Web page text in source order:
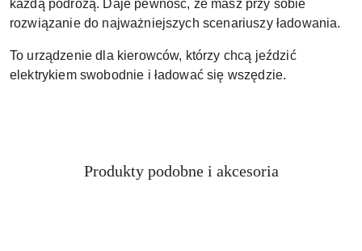
każdą podróżą. Daje pewność, że masz przy sobie
rozwiązanie do najważniejszych scenariuszy ładowania.
To urządzenie dla kierowców, którzy chcą jeździć
elektrykiem swobodnie i ładować się wszędzie.
Pomiń karuzelę produktów
Produkty
Produkty podobne i akcesoria